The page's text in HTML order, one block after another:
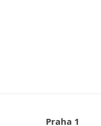
Praha 1